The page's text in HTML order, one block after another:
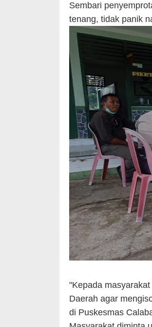
Sembari
tenang, tidak panik
"Kepada
Daerah agar
di Puskesmas